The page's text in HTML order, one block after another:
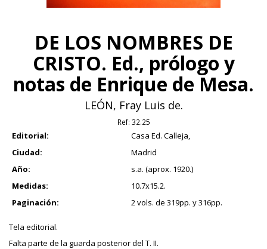
DE LOS NOMBRES DE
CRISTO. Ed., prólogo y
notas de Enrique de Mesa.
LEÓN, Fray Luis de.
Ref: 32.25
Editorial:
Casa Ed. Calleja,
Ciudad:
Madrid
Año:
s.a. (aprox. 1920.)
Medidas:
10.7x15.2.
Paginación:
2 vols. de 319pp. y 316pp.
Tela editorial.
Falta parte de la guarda posterior del T. II.